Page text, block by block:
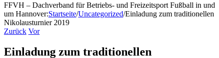
FFVH – Dachverband für Betriebs- und Freizeitsport Fußball in und
um Hannover:Startseite/Uncategorized/Einladung zum traditionellen
Nikolausturnier 2019
Zurück Vor
Einladung zum traditionellen